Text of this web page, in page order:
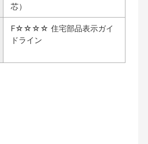
芯）
F☆☆☆☆ 住宅部品表示ガイ
ドライン